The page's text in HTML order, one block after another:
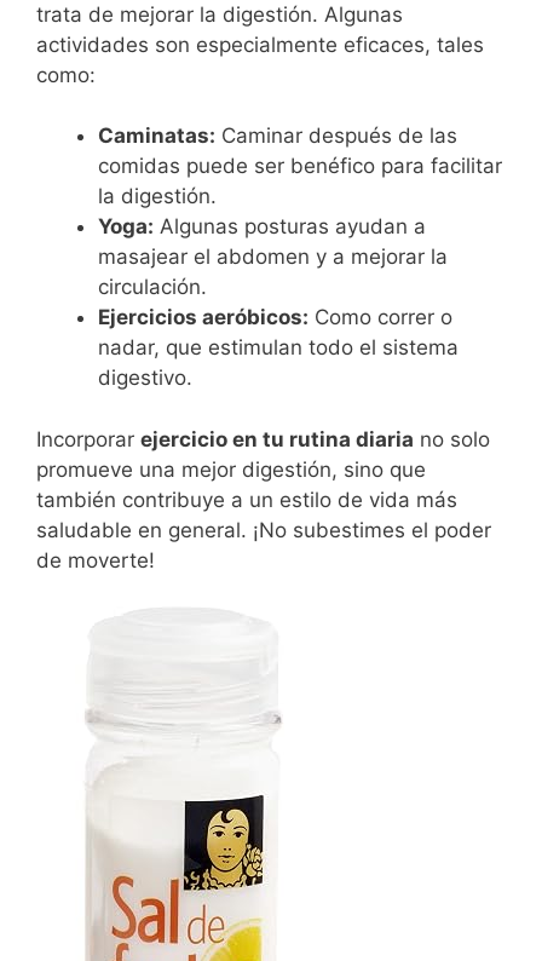
trata de mejorar la digestión. Algunas
actividades son especialmente eficaces, tales
como:
Caminatas: Caminar después de las
comidas puede ser benéfico para facilitar
la digestión.
Yoga: Algunas posturas ayudan a
masajear el abdomen y a mejorar la
circulación.
Ejercicios aeróbicos: Como correr o
nadar, que estimulan todo el sistema
digestivo.
Incorporar ejercicio en tu rutina diaria no solo
promueve una mejor digestión, sino que
también contribuye a un estilo de vida más
saludable en general. ¡No subestimes el poder
de moverte!